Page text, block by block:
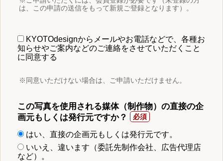
は、この申請の送信をもって新規ご登録となります）。
KYOTOdesignからメールやお電話などで、各種お
知らせやご案内などのご連絡をさせていただくこと
に同意する
※同意いただけない場合は、ご申請いただけません。
この写真を使用される媒体（制作物）の直接の企
画元もしくは発行元ですか？
はい、直接の企画元もしくは発行元です。
いいえ、違います（委託先制作会社、広告代理店
など）。